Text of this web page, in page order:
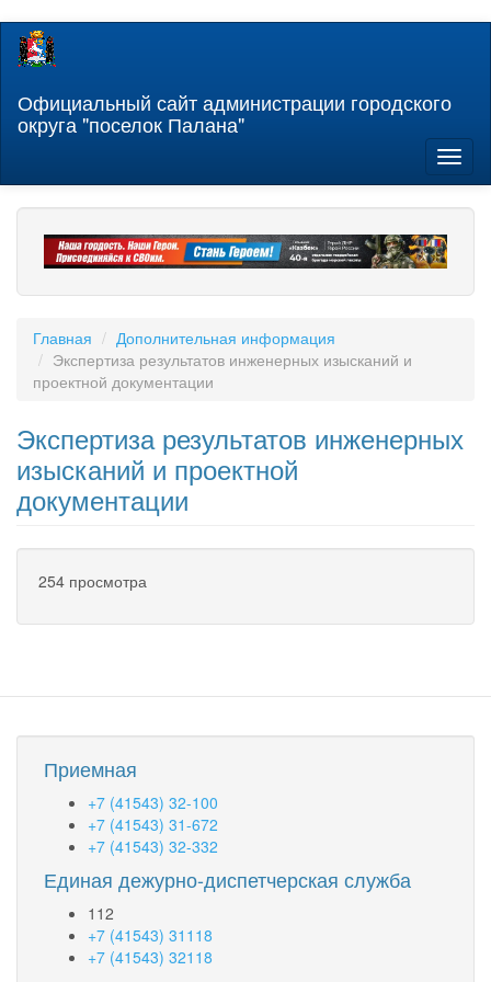
Перейти
содержанию
Официальный сайт администрации городского
округа "поселок Палана"
Главная
Дополнительная информация
Экспертиза результатов инженерных изысканий и
проектной документации
Экспертиза результатов инженерных
изысканий и проектной
документации
254 просмотра
Приемная
+7 (41543) 32-100
+7 (41543) 31-672
+7 (41543) 32-332
Единая дежурно-диспетчерская служба
112
+7 (41543) 31118
+7 (41543) 32118